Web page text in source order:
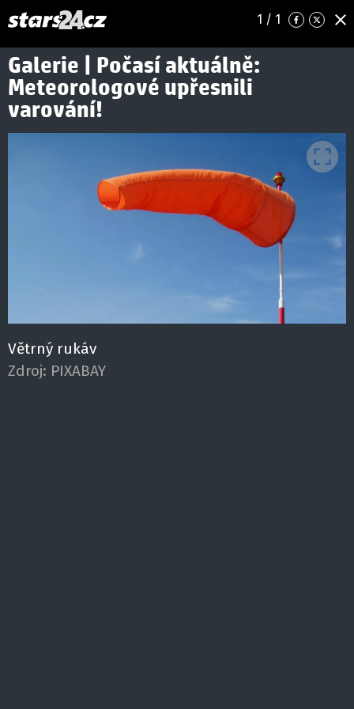
1 / 1
Galerie | Počasí aktuálně:
Meteorologové upřesnili
varování!
Větrný rukáv
Zdroj: PIXABAY